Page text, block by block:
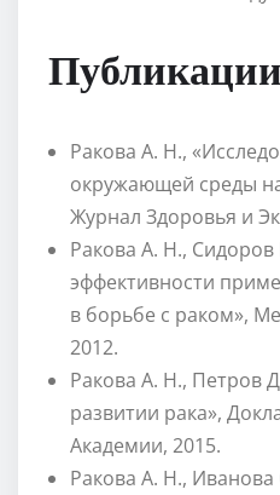
Ракова А. Н.,
окружающей среды
Журнал Здоровья и
Ракова А. Н., Сидоров
эффективности
в борьбе с раком»,
2012.
Ракова А. Н., Петров
развитии рака»,
Академии, 2015.
Ракова А. Н.,